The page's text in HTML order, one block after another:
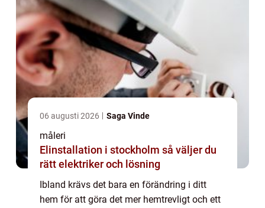
06 augusti 2026 Saga Vinde
måleri
Elinstallation i stockholm så väljer du
rätt elektriker och lösning
Ibland krävs det bara en förändring i ditt
hem för att göra det mer hemtrevligt och ett